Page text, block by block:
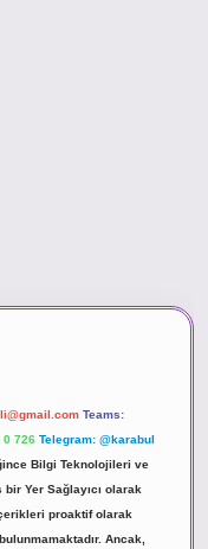
Teams:
0 726 Telegram: @karabul
Bilgi Teknolojileri ve
Yer Sağlayıcı olarak
proaktif olarak
Ancak,